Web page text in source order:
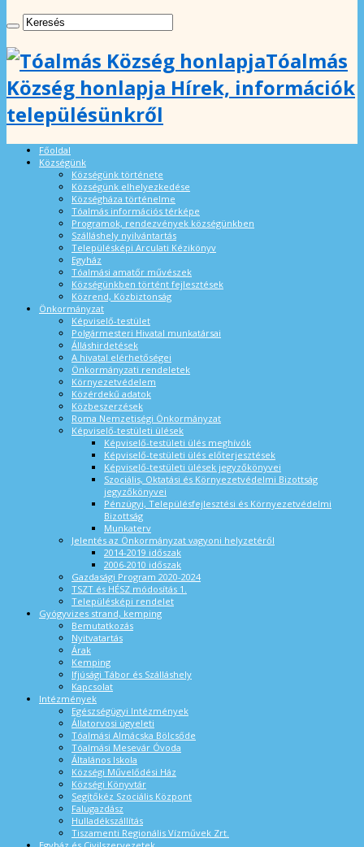
Tóalmás
Község honlapja Hírek, információk
településünkről
Főoldal
Községünk
Községünk története
Községünk elhelyezkedése
Községháza történelme
Tóalmás információs térképe
Programok, rendezvények községünkben
Szálláshely nyilvántartás
Településképi Arculati Kézikönyv
Egyház
Tóalmási amatőr művészek
Községünkben történt fejlesztések
Közrend, Közbiztonság
Önkormányzat
Képviselő-testület
Polgármesteri Hivatal munkatársai
Álláshirdetések
A hivatal elérhetőségei
Önkormányzati rendeletek
Környezetvédelem
Közérdekű adatok
Közbeszerzések
Roma Nemzetiségi Önkormányzat
Képviselő-testületi ülések
Képviselő-testületi ülés meghívók
Képviselő-testületi ülés előterjesztések
Képviselő-testületi ülések jegyzőkönyvei
Szociális, Oktatási és Környezetvédelmi Bizottság
jegyzőkönyvei
Pénzügyi, Településfejlesztési és Környezetvédelmi
Bizottság
Munkaterv
Jelentés az Önkormányzat vagyoni helyzetéről
2014-2019 időszak
2006-2010 időszak
Gazdasági Program 2020-2024
TSZT és HÉSZ módosítás 1.
Településképi rendelet
Gyógyvizes strand, kemping
Bemutatkozás
Nyitvatartás
Árak
Kemping
Ifjúsági Tábor és Szálláshely
Kapcsolat
Intézmények
Egészségügyi Intézmények
Állatorvosi ügyeleti
Tóalmási Almácska Bölcsőde
Tóalmási Mesevár Óvoda
Általános Iskola
Községi Művelődési Ház
Községi Könyvtár
Segítőkéz Szociális Központ
Falugazdász
Hulladékszállítás
Tiszamenti Regionális Vízművek Zrt.